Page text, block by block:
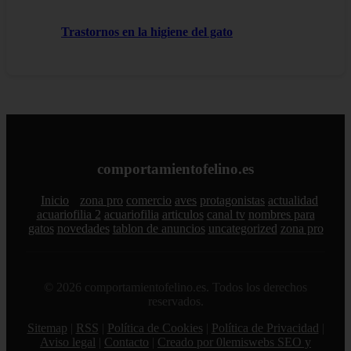
Trastornos en la higiene del gato
comportamientofelino.es
Inicio zona pro comercio aves protagonistas actualidad
acuariofilia 2 acuariofilia articulos canal tv nombres para
gatos novedades tablon de anuncios uncategorized zona pro
© 2026 comportamientofelino.es. Todos los derechos
reservados.
Sitemap
RSS Política de Cookies Política de Privacidad
Aviso legal
Contacto
Creado por 0lemiswebs SEO y